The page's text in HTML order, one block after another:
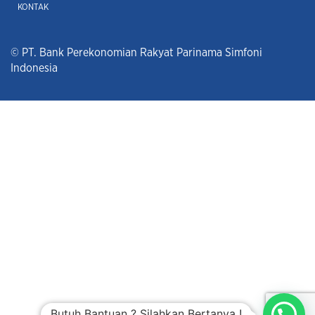
KONTAK
© PT. Bank Perekonomian Rakyat Parinama Simfoni
Indonesia